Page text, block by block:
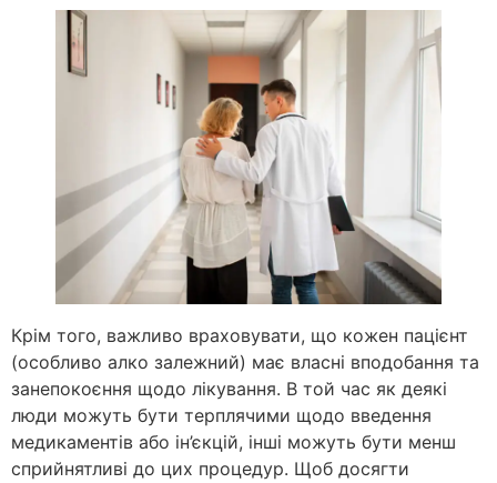
Крім того, важливо враховувати, що кожен пацієнт
(особливо алко залежний) має власні вподобання та
занепокоєння щодо лікування. В той час як деякі
люди можуть бути терплячими щодо введення
медикаментів або ін’єкцій, інші можуть бути менш
сприйнятливі до цих процедур. Щоб досягти